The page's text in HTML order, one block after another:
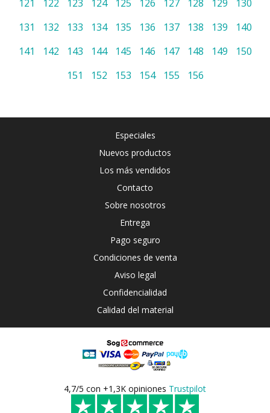
121
122 123 124 125 126 127 128 129
130
131
132 133 134 135 136 137 138 139
140
141
142 143 144 145 146 147 148 149
150
151
152 153 154 155 156
Especiales
Nuevos productos
Los más vendidos
Contacto
Sobre nosotros
Entrega
Pago seguro
Condiciones de venta
Aviso legal
Confidencialidad
Calidad del material
4,7/5 con +1,3K opiniones Trustpilot